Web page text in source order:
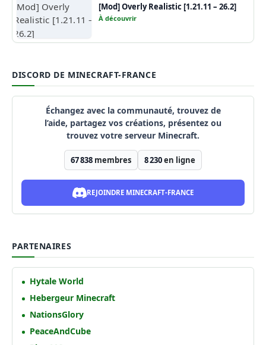
[Mod] Overly Realistic [1.21.11 – 26.2]
À découvrir
DISCORD DE MINECRAFT-FRANCE
Échangez avec la communauté, trouvez de
l’aide, partagez vos créations, présentez ou
trouvez votre serveur Minecraft.
67 838 membres 8 230en ligne
REJOINDRE MINECRAFT-FRANCE
PARTENAIRES
Hytale World
Hebergeur Minecraft
NationsGlory
PeaceAndCube